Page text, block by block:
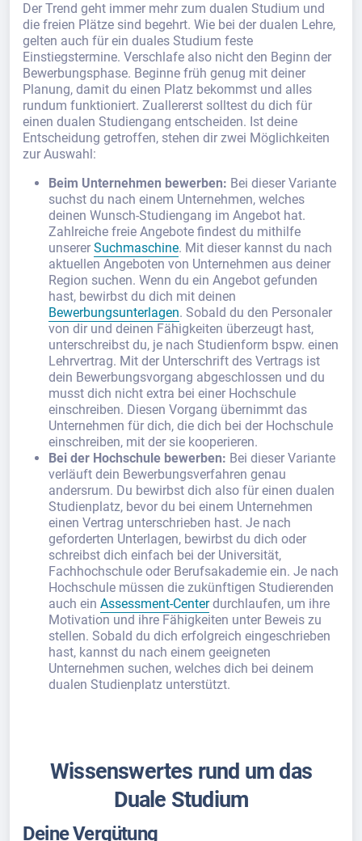
Der Trend geht immer mehr zum dualen Studium und
die freien Plätze sind begehrt. Wie bei der dualen Lehre,
gelten auch für ein duales Studium feste
Einstiegstermine. Verschlafe also nicht den Beginn der
Bewerbungsphase. Beginne früh genug mit deiner
Planung, damit du einen Platz bekommst und alles
rundum funktioniert. Zuallererst solltest du dich für
einen dualen Studiengang entscheiden. Ist deine
Entscheidung getroffen, stehen dir zwei Möglichkeiten
zur Auswahl:
Beim Unternehmen bewerben: Bei dieser Variante
suchst du nach einem Unternehmen, welches
deinen Wunsch-Studiengang im Angebot hat.
Zahlreiche freie Angebote findest du mithilfe
unserer Suchmaschine. Mit dieser kannst du nach
aktuellen Angeboten von Unternehmen aus deiner
Region suchen. Wenn du ein Angebot gefunden
hast, bewirbst du dich mit deinen
Bewerbungsunterlagen. Sobald du den Personaler
von dir und deinen Fähigkeiten überzeugt hast,
unterschreibst du, je nach Studienform bspw. einen
Lehrvertrag. Mit der Unterschrift des Vertrags ist
dein Bewerbungsvorgang abgeschlossen und du
musst dich nicht extra bei einer Hochschule
einschreiben. Diesen Vorgang übernimmt das
Unternehmen für dich, die dich bei der Hochschule
einschreiben, mit der sie kooperieren.
Bei der Hochschule bewerben: Bei dieser Variante
verläuft dein Bewerbungsverfahren genau
andersrum. Du bewirbst dich also für einen dualen
Studienplatz, bevor du bei einem Unternehmen
einen Vertrag unterschrieben hast. Je nach
geforderten Unterlagen, bewirbst du dich oder
schreibst dich einfach bei der Universität,
Fachhochschule oder Berufsakademie ein. Je nach
Hochschule müssen die zukünftigen Studierenden
auch ein Assessment-Centerdurchlaufen, um ihre
Motivation und ihre Fähigkeiten unter Beweis zu
stellen. Sobald du dich erfolgreich eingeschrieben
hast, kannst du nach einem geeigneten
Unternehmen suchen, welches dich bei deinem
dualen Studienplatz unterstützt.
Wissenswertes rund um das
Duale Studium
Deine Vergütung